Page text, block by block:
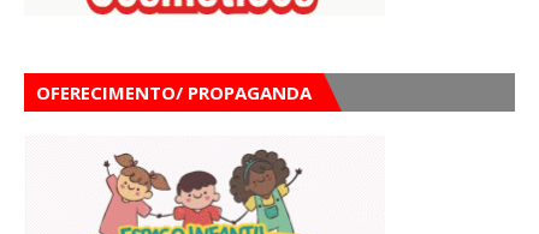
OFERECIMENTO/ PROPAGANDA